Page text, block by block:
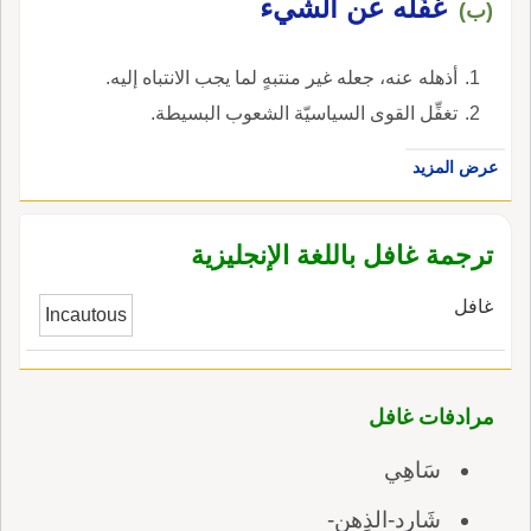
(ب) غفّله عن الشّيء
أذهله عنه، جعله غير منتبهٍ لما يجب الانتباه إليه.
تغفِّل القوى السياسيّة الشعوب البسيطة.
عرض المزيد
ترجمة غافل باللغة الإنجليزية
غافل Incautous
مرادفات غافل
سَاهِي
شَارِد-الذِهن-